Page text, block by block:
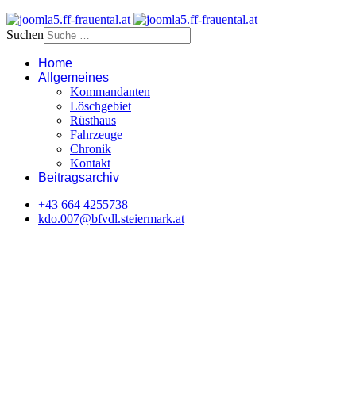
Suchen
Home
Allgemeines
Kommandanten
Löschgebiet
Rüsthaus
Fahrzeuge
Chronik
Kontakt
Beitragsarchiv
+43 664 4255738‬
kdo.007@bfvdl.steiermark.at